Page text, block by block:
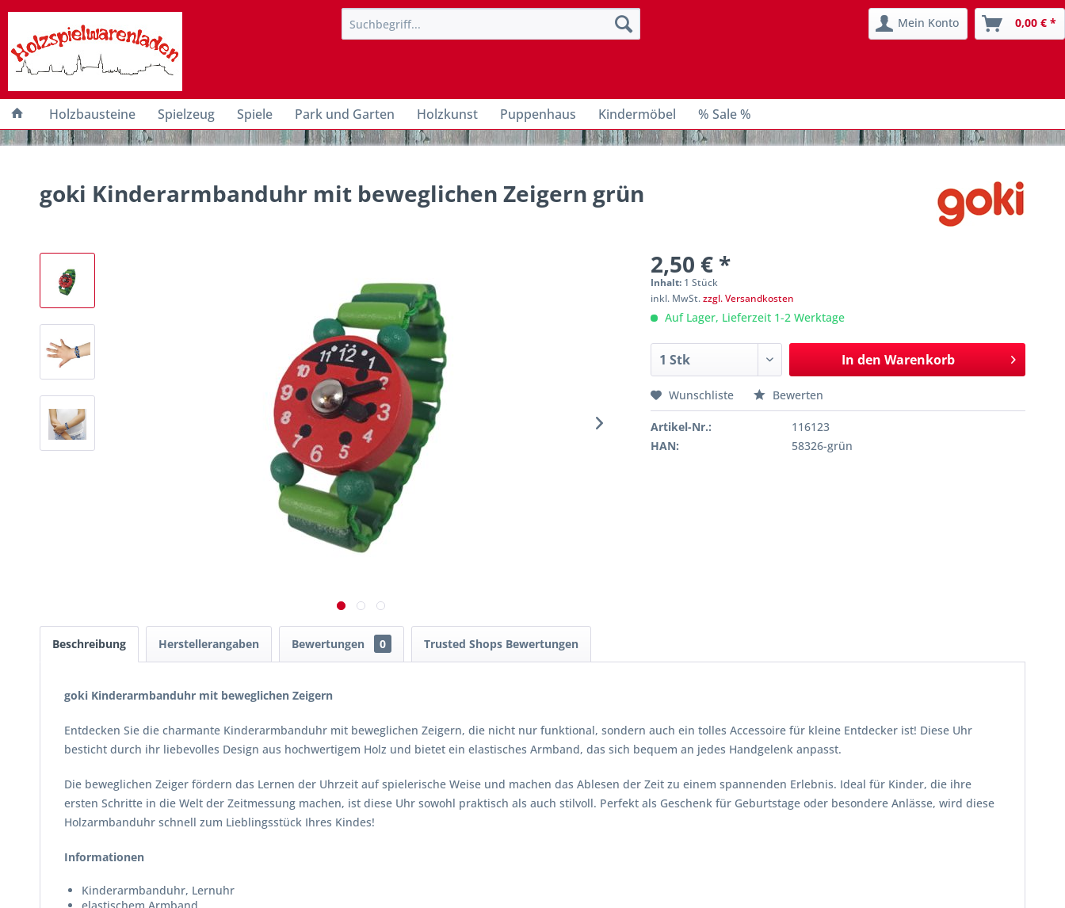
Mein Konto 0,00 € *
Holzbausteine Spielzeug Spiele Park und Garten Holzkunst Puppenhaus Kindermöbel % Sale %
goki Kinderarmbanduhr mit beweglichen Zeigern grün
2,50 € *
Inhalt: 1 Stück
inkl. MwSt.zzgl. Versandkosten
Auf Lager, Lieferzeit 1-2 Werktage
In den Warenkorb
Wunschliste Bewerten
Artikel-Nr.:
116123
HAN:
58326-grün
Beschreibung Herstellerangaben Bewertungen 0 Trusted Shops Bewertungen
goki Kinderarmbanduhr mit beweglichen Zeigern
Entdecken Sie die charmante Kinderarmbanduhr mit beweglichen Zeigern, die nicht nur funktional, sondern auch ein tolles Accessoire für kleine Entdecker ist! Diese Uhr
besticht durch ihr liebevolles Design aus hochwertigem Holz und bietet ein elastisches Armband, das sich bequem an jedes Handgelenk anpasst.
Die beweglichen Zeiger fördern das Lernen der Uhrzeit auf spielerische Weise und machen das Ablesen der Zeit zu einem spannenden Erlebnis. Ideal für Kinder, die ihre
ersten Schritte in die Welt der Zeitmessung machen, ist diese Uhr sowohl praktisch als auch stilvoll. Perfekt als Geschenk für Geburtstage oder besondere Anlässe, wird diese
Holzarmbanduhr schnell zum Lieblingsstück Ihres Kindes!
Informationen
Kinderarmbanduhr, Lernuhr